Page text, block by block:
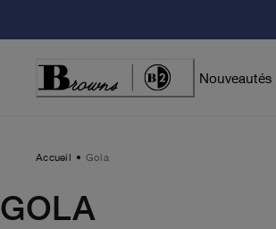
Nouveautés
Accueil Gola
GOLA